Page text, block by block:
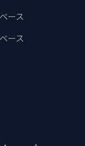
ース
ース